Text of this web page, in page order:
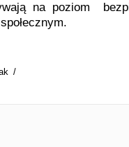
na poziom
/